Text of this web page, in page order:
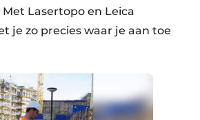
Lasertopo en Leica
je zo precies waar je aan toe